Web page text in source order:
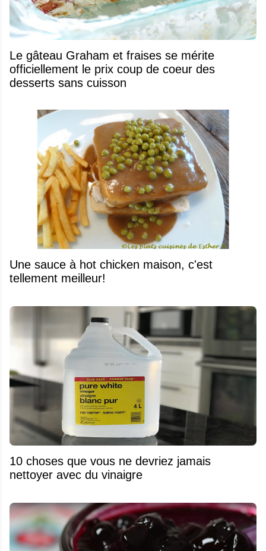
Le gâteau Graham et fraises se mérite
officiellement le prix coup de coeur des
desserts sans cuisson
Une sauce à hot chicken maison, c'est
tellement meilleur!
10 choses que vous ne devriez jamais
nettoyer avec du vinaigre